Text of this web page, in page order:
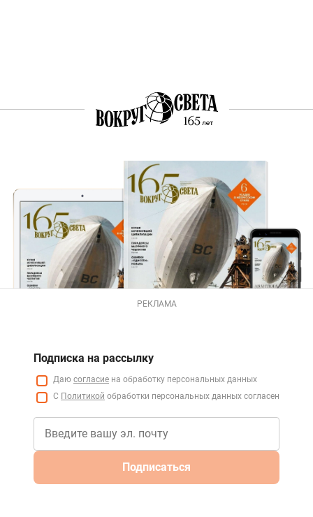
РЕКЛАМА
Подписка на рассылку
Даю согласие на обработку персональных данных
С Политикой обработки персональных данных согласен
Подписаться